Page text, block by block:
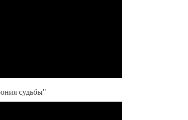
судьбы"